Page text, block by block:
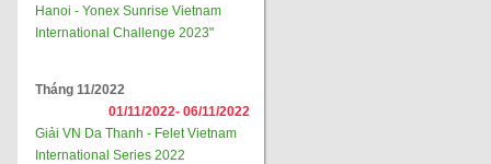
Hanoi - Yonex Sunrise Vietnam
International Challenge 2023"
Tháng 11/2022
01/11/2022- 06/11/2022
Giải VN Da Thanh - Felet Vietnam
International Series 2022